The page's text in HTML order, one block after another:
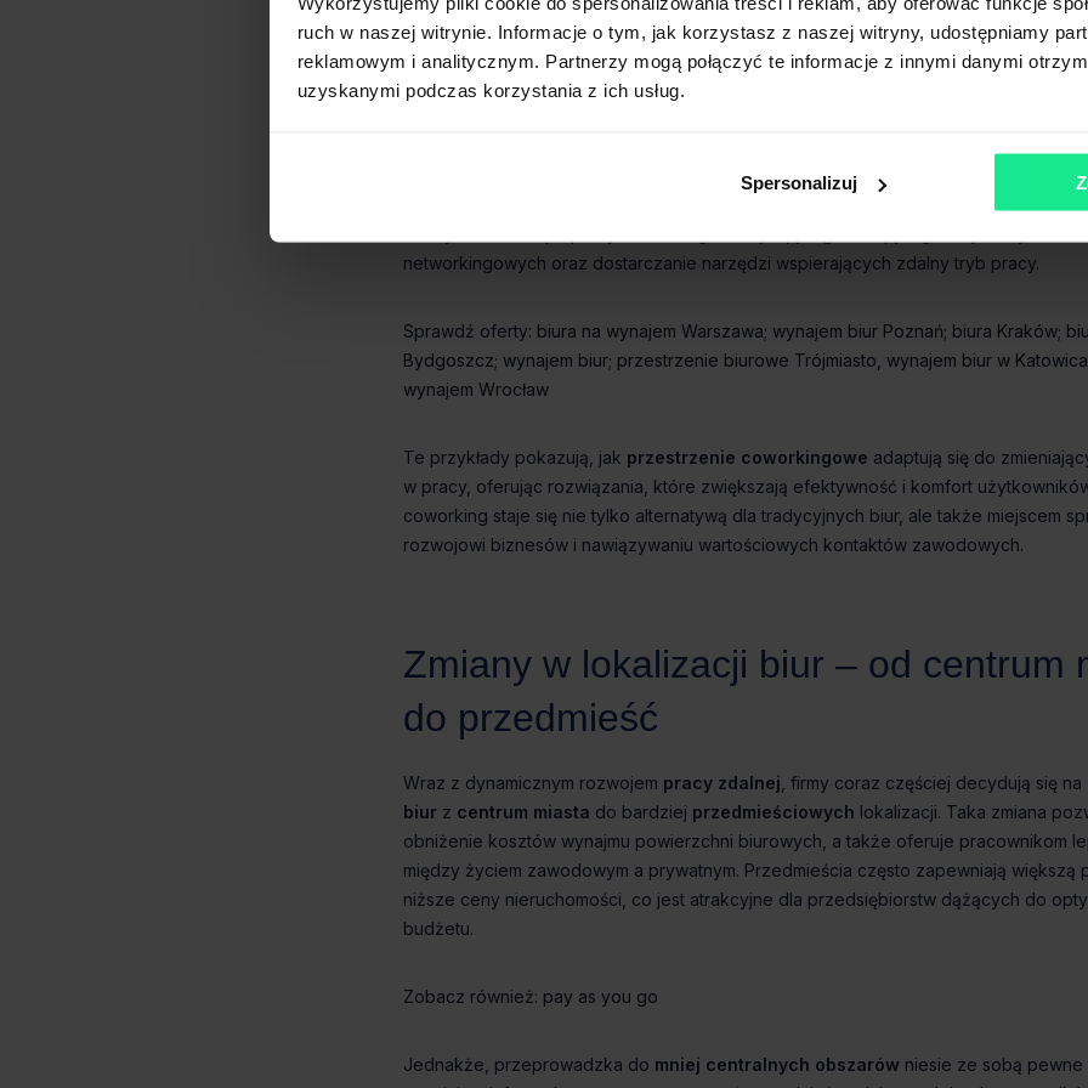
ruch w naszej witrynie. Informacje o tym, jak korzystasz z naszej witryny, udostępniamy
reklamowym i analitycznym. Partnerzy mogą połączyć te informacje z innymi danymi
uzyskanymi podczas korzystania z ich usług.
Spersonalizuj
WeWork
biura na wynajem Warszawa wynajem biur Poznań biura Kraków
Bydgoszcz wynajem biur przestrzenie biurowe Trójmiasto wynajem biur w
wynajem Wrocław
przestrzenie coworkingowe
pracy zdalnej
biur
centrum miasta przedmieściowych
pay as you go
mniej centralnych obszarów